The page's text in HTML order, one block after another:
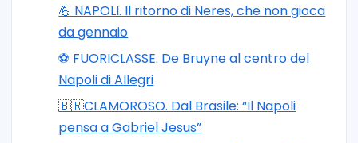
💪 NAPOLI. Il ritorno di Neres, che non gioca
da gennaio
⚽️ FUORICLASSE. De Bruyne al centro del
Napoli di Allegri
🇧🇷CLAMOROSO. Dal Brasile: “Il Napoli
pensa a Gabriel Jesus”